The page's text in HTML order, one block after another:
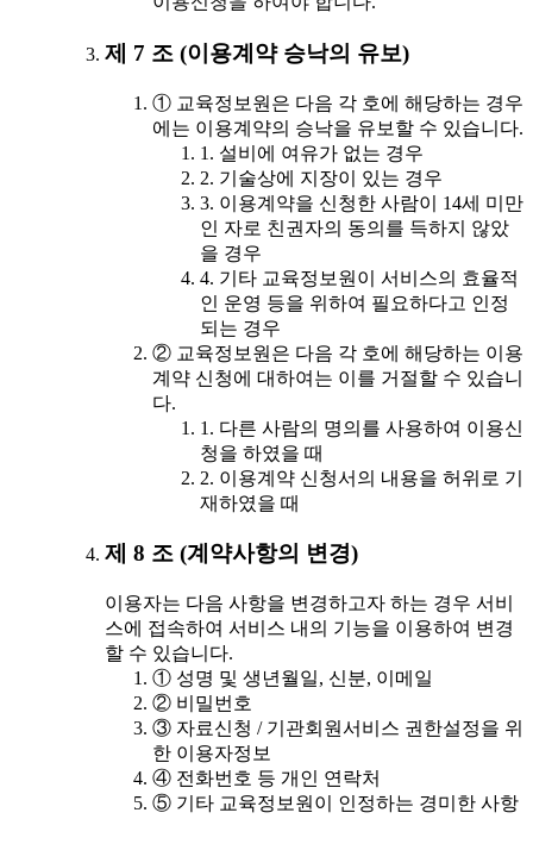
제 7 조 (이용계약 승낙의 유보)
① 교육정보원은 다음 각 호에 해당하는 경우
에는 이용계약의 승낙을 유보할 수 있습니다.
1. 설비에 여유가 없는 경우
2. 기술상에 지장이 있는 경우
3. 이용계약을 신청한 사람이 14세 미만
인 자로 친권자의 동의를 득하지 않았
을 경우
4. 기타 교육정보원이 서비스의 효율적
인 운영 등을 위하여 필요하다고 인정
되는 경우
② 교육정보원은 다음 각 호에 해당하는 이용
계약 신청에 대하여는 이를 거절할 수 있습니
다.
1. 다른 사람의 명의를 사용하여 이용신
청을 하였을 때
2. 이용계약 신청서의 내용을 허위로 기
재하였을 때
제 8 조 (계약사항의 변경)
이용자는 다음 사항을 변경하고자 하는 경우 서비
스에 접속하여 서비스 내의 기능을 이용하여 변경
할 수 있습니다.
① 성명 및 생년월일, 신분, 이메일
② 비밀번호
③ 자료신청 / 기관회원서비스 권한설정을 위
한 이용자정보
④ 전화번호 등 개인 연락처
⑤ 기타 교육정보원이 인정하는 경미한 사항